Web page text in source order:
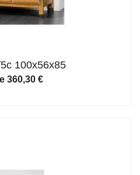
100x56x85
360,30 €